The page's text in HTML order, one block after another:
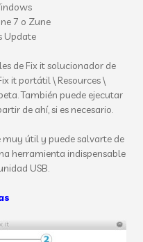
7 o Zune
Update
de Fix itsolucionador de
it portátil\ Resources \
También puede ejecutar
de ahí, si es necesario.
muy útil y puedesalvarte de
herramienta indispensable
USB.